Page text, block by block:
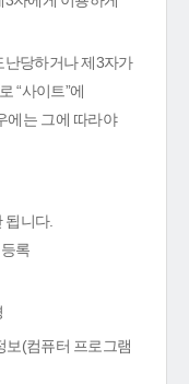
당하거나 제3자가
“사이트”에
에는 그에 따라야
니다.
록
보(컴퓨터 프로그램